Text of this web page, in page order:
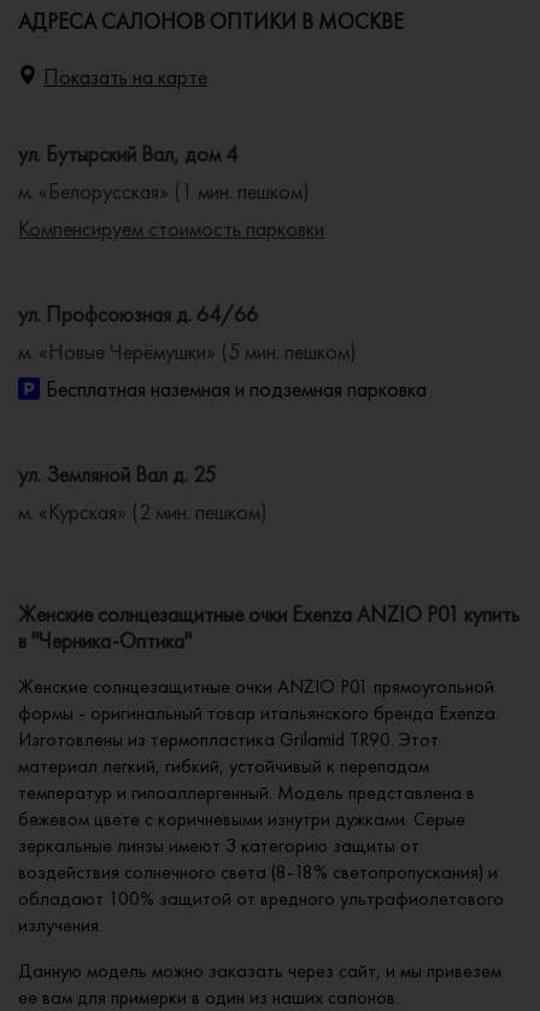
АДРЕСА САЛОНОВ ОПТИКИ В МОСКВЕ
Показать на карте
ул. Бутырский Вал, дом 4
м. «Белорусская» (1 мин. пешком)
Компенсируем стоимость парковки
ул. Профсоюзная д. 64/66
м. «Новые Черёмушки» (5 мин. пешком)
Бесплатная наземная и подземная парковка
ул. Земляной Вал д. 25
м. «Курская» (2 мин. пешком)
Женские солнцезащитные очки Exenza ANZIO P01 купить
в "Черника-Оптика"
Женские солнцезащитные очки ANZIO P01 прямоугольной
формы - оригинальный товар итальянского бренда Exenza.
Изготовлены из термопластика Grilamid TR90. Этот
материал легкий, гибкий, устойчивый к перепадам
температур и гипоаллергенный. Модель представлена в
бежевом цвете с коричневыми изнутри дужками. Серые
зеркальные линзы имеют 3 категорию защиты от
воздействия солнечного света (8-18% светопропускания) и
обладают 100% защитой от вредного ультрафиолетового
излучения.
Данную модель можно заказать через сайт, и мы привезем
ее вам для примерки в один из наших салонов.